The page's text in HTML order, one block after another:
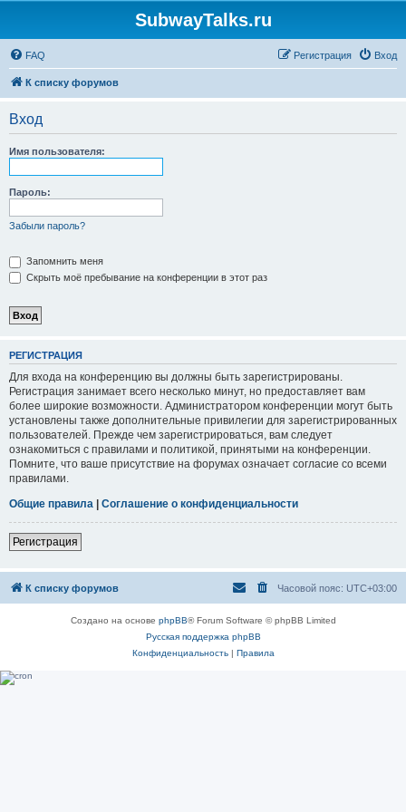
SubwayTalks.ru
FAQ Вход
Регистрация
К списку форумов
Вход
Имя пользователя:
Пароль:
Забыли пароль?
Запомнить меня
Скрыть моё пребывание на конференции в этот раз
РЕГИСТРАЦИЯ
Для входа на конференцию вы должны быть зарегистрированы.
Регистрация занимает всего несколько минут, но предоставляет вам
более широкие возможности. Администратором конференции могут быть
установлены также дополнительные привилегии для зарегистрированных
пользователей. Прежде чем зарегистрироваться, вам следует
ознакомиться с правилами и политикой, принятыми на конференции.
Помните, что ваше присутствие на форумах означает согласие со всеми
правилами.
Общие правила | Соглашение о конфиденциальности
Регистрация
К списку форумов Часовой пояс: UTC+03:00
Создано на основе phpBB® Forum Software © phpBB Limited
Русская поддержка phpBB
Конфиденциальность| Правила